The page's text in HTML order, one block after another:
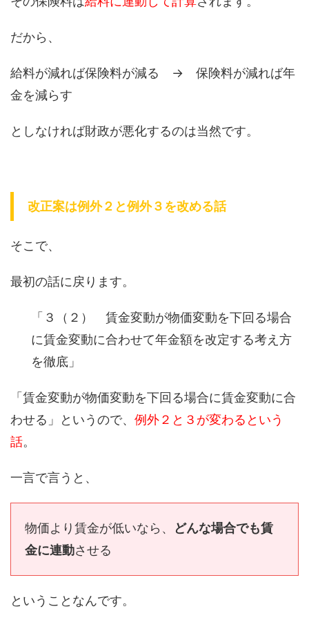
だから、
給料が減れば保険料が減る → 保険料が減れば年
金を減らす
としなければ財政が悪化するのは当然です。
改正案は例外２と例外３を改める話
そこで、
最初の話に戻ります。
「３（２） 賃金変動が物価変動を下回る場合
に賃金変動に合わせて年金額を改定する考え方
を徹底」
「賃金変動が物価変動を下回る場合に賃金変動に合
わせる」というので、 例外２と３が変わるという
話。
一言で言うと、
物価より賃金が低いなら、
どんな場合でも賃
金に連動させる
ということなんです。